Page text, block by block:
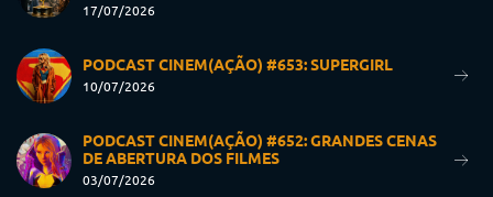
17/07/2026
PODCAST CINEM(AÇÃO) #653: SUPERGIRL
10/07/2026
PODCAST CINEM(AÇÃO) #652: GRANDES CENAS
DE ABERTURA DOS FILMES
03/07/2026